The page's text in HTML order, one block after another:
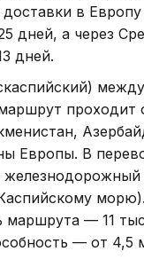
доставки в Европу
дней, а через
дней.
проходит
Европы. В
морю).
маршрута — 11
— от 4,5